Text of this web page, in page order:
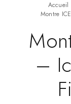
Accueil
Montre
–